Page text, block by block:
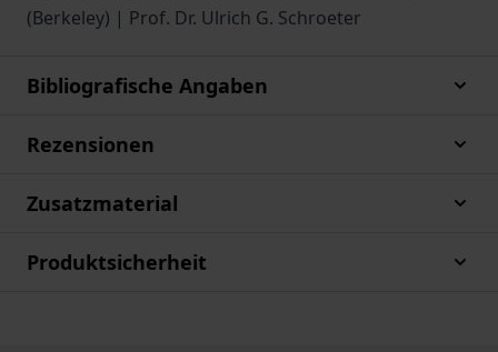
(Berkeley) | Prof. Dr. Ulrich G. Schroeter
Bibliografische Angaben
Rezensionen
Zusatzmaterial
Produktsicherheit